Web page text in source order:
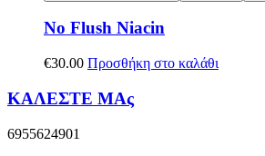
No Flush Niacin
€30.00 Προσθήκη στο καλάθι
ΚΑΛΕΣΤΕ ΜΑς
6955624901